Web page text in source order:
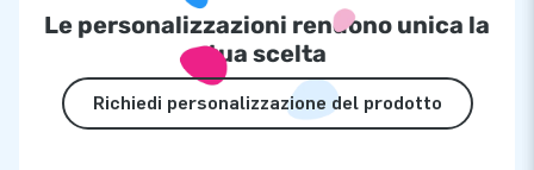
Le personalizzazioni rendono unica la
tua scelta
Richiedi personalizzazione del prodotto